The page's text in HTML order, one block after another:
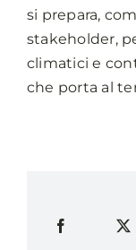
si prepara,
stakeholder,
climatici e
che porta al